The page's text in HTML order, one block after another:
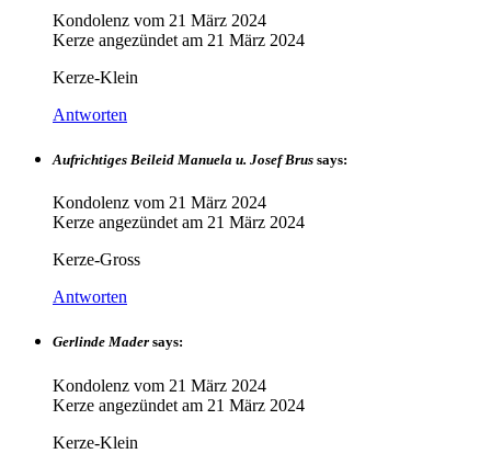
Kondolenz vom 21 März 2024
Kerze angezündet am 21 März 2024
Kerze-Klein
Antworten
Aufrichtiges Beileid Manuela u. Josef Brus says:
Kondolenz vom 21 März 2024
Kerze angezündet am 21 März 2024
Kerze-Gross
Antworten
Gerlinde Mader says:
Kondolenz vom 21 März 2024
Kerze angezündet am 21 März 2024
Kerze-Klein